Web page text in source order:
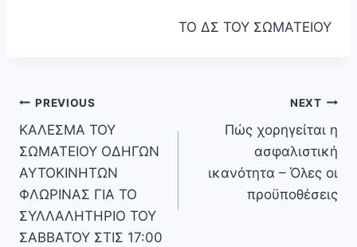
ΤΟ ΔΣ ΤΟΥ ΣΩΜΑΤΕΙΟΥ
PREVIOUS
ΚΑΛΕΣΜΑ ΤΟΥ
ΣΩΜΑΤΕΙΟΥ ΟΔΗΓΩΝ
ΑΥΤΟΚΙΝΗΤΩΝ
ΦΛΩΡΙΝΑΣ ΓΙΑ ΤΟ
ΣΥΛΛΑΛΗΤΗΡΙΟ ΤΟΥ
ΣΑΒΒΑΤΟΥ ΣΤΙΣ 17:00
NEXT
Πώς χορηγείται η
ασφαλιστική
ικανότητα – Όλες οι
προϋποθέσεις